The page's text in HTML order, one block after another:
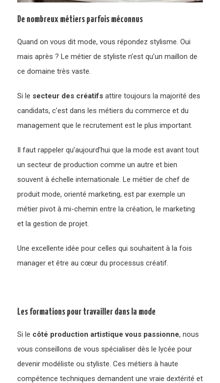
De nombreux métiers parfois méconnus
Quand on vous dit mode, vous répondez stylisme. Oui
mais après ? Le métier de styliste n’est qu’un maillon de
ce domaine très vaste.
Si le secteur des créatifs attire toujours la majorité des
candidats, c’est dans les métiers du commerce et du
management que le recrutement est le plus important.
Il faut rappeler qu’aujourd’hui que la mode est avant tout
un secteur de production comme un autre et bien
souvent à échelle internationale. Le métier de chef de
produit mode, orienté marketing, est par exemple un
métier pivot à mi-chemin entre la création, le marketing
et la gestion de projet.
Une excellente idée pour celles qui souhaitent à la fois
manager et être au cœur du processus créatif.
Les formations pour travailler dans la mode
Si le côté production artistique vous passionne, nous
vous conseillons de vous spécialiser dès le lycée pour
devenir modéliste ou styliste. Ces métiers à haute
compétence techniques demandent une vraie dextérité et